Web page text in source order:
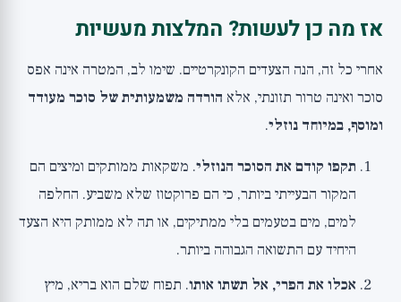
אז מה כן לעשות? המלצות מעשיות
אחרי כל זה, הנה הצעדים הקונקרטיים. שימו לב, המטרה אינה אפס
סוכר ואינה טרור תזונתי, אלא הורדה משמעותית של סוכר מעודד
ומוסף, במיוחד נוזלי.
תקפו קודם את הסוכר הנוזלי. משקאות ממותקים ומיצים הם
המקור הבעייתי ביותר, כי הם פרוקטוז שלא משביע. החלפה
למים, מים בטעמים בלי ממתיקים, או תה לא ממותק היא הצעד
היחיד עם התשואה הגבוהה ביותר.
אכלו את הפרי, אל תשתו אותו. תפוח שלם הוא בריא, מיץ